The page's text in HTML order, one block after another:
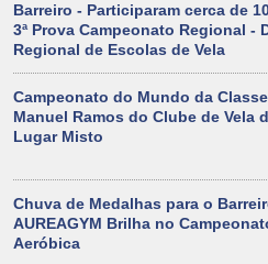
Barreiro - Participaram cerca de
3ª Prova Campeonato Regional -
Regional de Escolas de Vela
Campeonato do Mundo da
Manuel Ramos do Clube de Vela
Lugar Misto
Chuva de Medalhas para o
AUREAGYM Brilha no
Aeróbica